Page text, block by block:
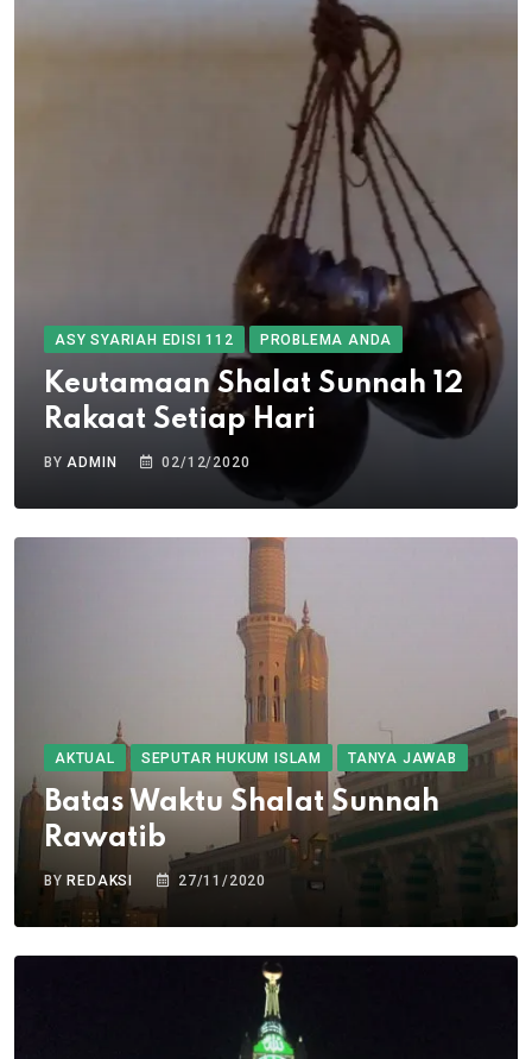
ASY SYARIAH EDISI 112 PROBLEMA ANDA
Keutamaan Shalat Sunnah 12
Rakaat Setiap Hari
BY ADMIN 02/12/2020
AKTUAL SEPUTAR HUKUM ISLAM TANYA JAWAB
Batas Waktu Shalat Sunnah
Rawatib
BY REDAKSI 27/11/2020